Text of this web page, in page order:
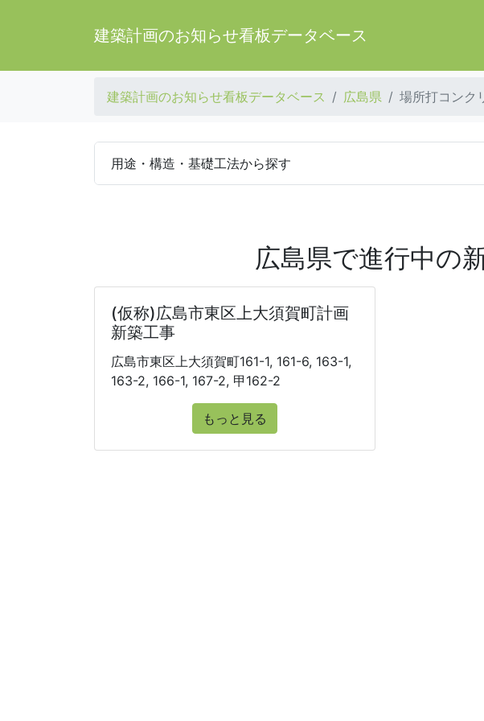
建築計画のお知らせ看板データベース
建築計画のお知らせ看板データベース 広島県 場所打コンク
用途・構造・基礎工法から探す
広島県で進行中の
(仮称)広島市東区上大須賀町計画
新築工事
広島市東区上大須賀町161-1, 161-6, 163-1,
163-2, 166-1, 167-2, 甲162-2
もっと見る